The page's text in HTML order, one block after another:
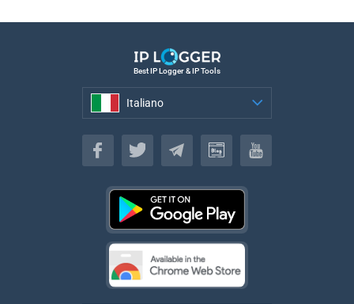
Best IP Logger & IP Tools
Italiano
Italiano